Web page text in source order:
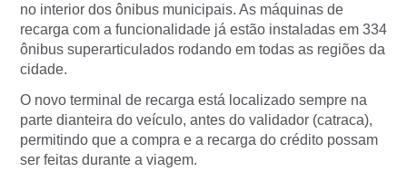
no interior dos ônibus municipais. As máquinas de
recarga com a funcionalidade já estão instaladas em 334
ônibus superarticulados rodando em todas as regiões da
cidade.
O novo terminal de recarga está localizado sempre na
parte dianteira do veículo, antes do validador (catraca),
permitindo que a compra e a recarga do crédito possam
ser feitas durante a viagem.